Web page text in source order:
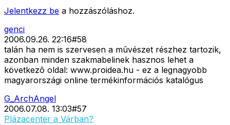
Jelentkezz be a hozzászóláshoz.
genci
2006.09.26. 22:16#58
talán ha nem is szervesen a mûvészet részhez tartozik,
azonban minden szakmabelinek hasznos lehet a
következõ oldal: www.proidea.hu - ez a legnagyobb
magyarországi online termékinformációs katalógus
G_ArchAngel
2006.07.08. 13:03#57
Plázacenter a Várban?